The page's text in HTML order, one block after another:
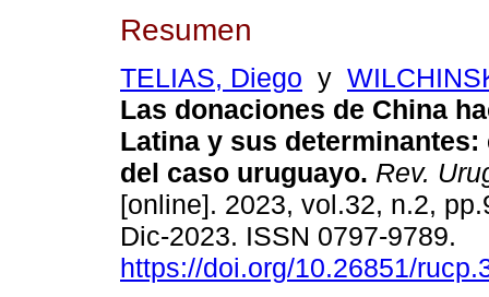
Resumen
TELIAS, Diego y
Las donaciones de China
Latina y sus determinantes:
del caso uruguayo. Rev.
[online]. 2023, vol.32, n.2,
Dic-2023. ISSN 0797-9789.
https://doi.org/10.26851/